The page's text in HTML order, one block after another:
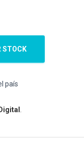
STOCK
país